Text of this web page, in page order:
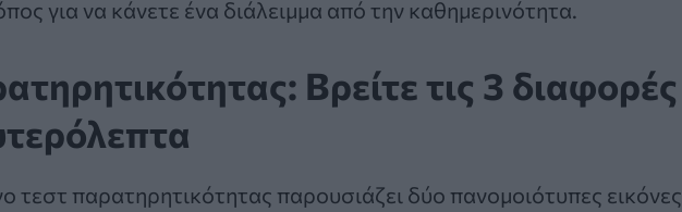
για να κάνετε ένα διάλειμμα από την καθημερινότητα.
Βρείτε τις 3 διαφορές
τεστ παρατηρητικότητας παρουσιάζει δύο πανομοιότυπες εικόνες